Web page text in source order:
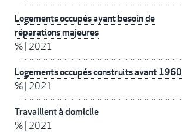
Logements occupés ayant besoin de
réparations majeures
% 2021
Logements occupés construits avant 1960
% 2021
Travaillent à domicile
% 2021